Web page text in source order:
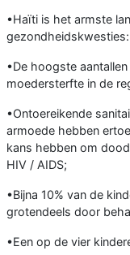
•Haïti is het armste
gezondheidskwesties:
•De hoogste
moedersterfte in de
•Ontoereikende
armoede hebben
kans hebben om
HIV / AIDS;
•Bijna 10% van de
grotendeels door
•Een op de vier